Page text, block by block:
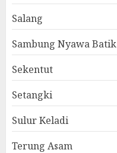
Salang
Sambung Nyawa Batik
Sekentut
Setangki
Sulur Keladi
Terung Asam